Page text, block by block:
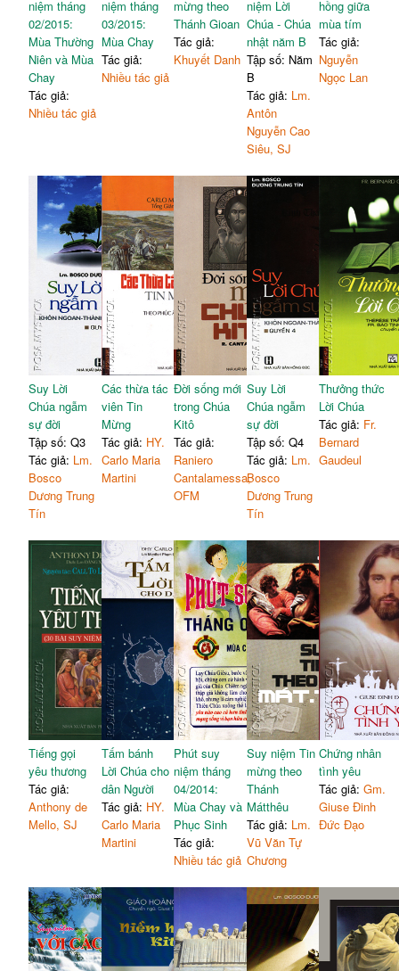
niệm tháng
02/2015:
Mùa Thường
Niên và Mùa
Chay
Tác giả:
Nhiều tác giả
niệm tháng
03/2015:
Mùa Chay
Tác giả:
Nhiều tác giả
mừng theo
Thánh Gioan
Tác giả:
Khuyết Danh
niệm Lời
Chúa - Chúa
nhật năm B
Tập số: Năm
B
Tác giả: Lm.
Antôn
Nguyễn Cao
Siêu, SJ
hồng giữa
mùa tím
Tác giả:
Nguyễn
Ngọc Lan
Suy Lời
Chúa ngẫm
sự đời
Tập số: Q3
Tác giả: Lm.
Bosco
Dương Trung
Tín
Các thừa tác
viên Tin
Mừng
Tác giả: HY.
Carlo Maria
Martini
Đời sống mới
trong Chúa
Kitô
Tác giả:
Raniero
Cantalamessa,
OFM
Suy Lời
Chúa ngẫm
sự đời
Tập số: Q4
Tác giả: Lm.
Bosco
Dương Trung
Tín
Thưởng thức
Lời Chúa
Tác giả: Fr.
Bernard
Gaudeul
Tiếng gọi
yêu thương
Tác giả:
Anthony de
Mello, SJ
Tấm bánh
Lời Chúa cho
dân Người
Tác giả: HY.
Carlo Maria
Martini
Phút suy
niệm tháng
04/2014:
Mùa Chay và
Phục Sinh
Tác giả:
Nhiều tác giả
Suy niệm Tin
mừng theo
Thánh
Mátthêu
Tác giả: Lm.
Vũ Văn Tự
Chương
Chứng nhân
tình yêu
Tác giả:Gm.
Giuse Đinh
Đức Đạo